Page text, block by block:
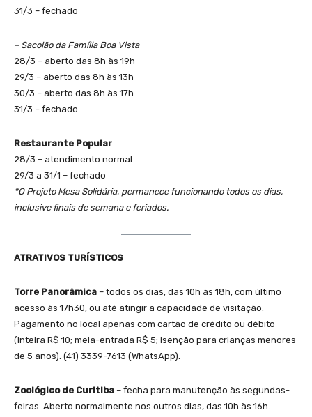
31/3 – fechado
– Sacolão da Família Boa Vista
28/3 – aberto das 8h às 19h
29/3 – aberto das 8h às 13h
30/3 – aberto das 8h às 17h
31/3 – fechado
Restaurante Popular
28/3 – atendimento normal
29/3 a 31/1 – fechado
*O Projeto Mesa Solidária, permanece funcionando todos os dias,
inclusive finais de semana e feriados.
ATRATIVOS TURÍSTICOS
Torre Panorâmica – todos os dias, das 10h às 18h, com último
acesso às 17h30, ou até atingir a capacidade de visitação.
Pagamento no local apenas com cartão de crédito ou débito
(Inteira R$ 10; meia-entrada R$ 5; isenção para crianças menores
de 5 anos). (41) 3339-7613 (WhatsApp).
Zoológico de Curitiba – fecha para manutenção às segundas-
feiras. Aberto normalmente nos outros dias, das 10h às 16h.